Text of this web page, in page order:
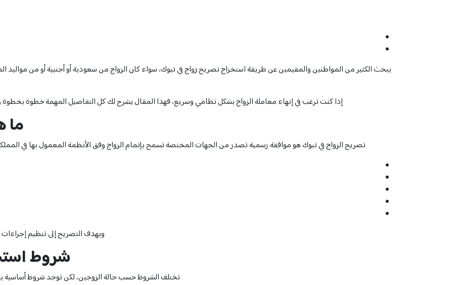
يبحث الكثير من المواطنين والمقيمين عن طريقة استخراج تصريح زواج في تبوك، سواء كان الزواج من سعودية أو أجنبية أو من مواليد
إذا كنت ترغب في إنهاء معاملة الزواج بشكل نظامي وسريع، فهذا المقال يشرح لك كل التفاصيل المهمة خطوة بخطوة
ما
تصريح الزواج في تبوك هو موافقة رسمية تصدر من الجهات المختصة تسمح بإتمام الزواج وفق الأنظمة المعمول بها في
ويهدف التصريح إلى تنظيم
شروط
تختلف الشروط حسب حالة الزوجين، لكن توجد شروط أساسية